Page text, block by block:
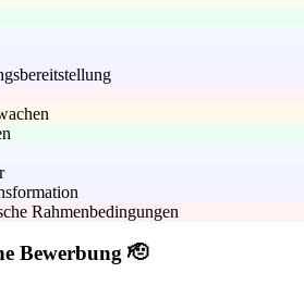
Rahmenbedingungen
Bewerbung 🫡